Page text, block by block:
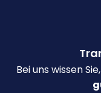
Bei uns wissen